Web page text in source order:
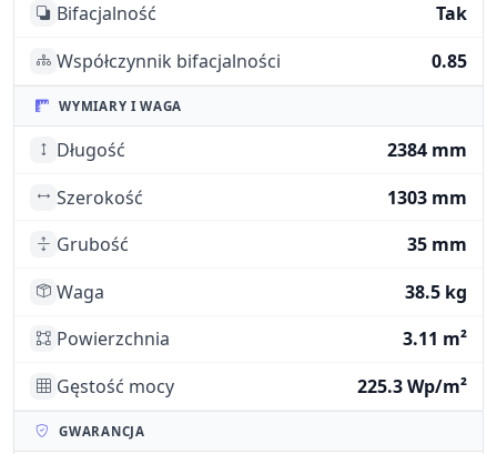
Bifacjalność
Tak
Współczynnik bifacjalności
0.85
WYMIARY I WAGA
Długość
2384 mm
Szerokość
1303 mm
Grubość
35 mm
Waga
38.5 kg
Powierzchnia
3.11 m²
Gęstość mocy
225.3 Wp/m²
GWARANCJA